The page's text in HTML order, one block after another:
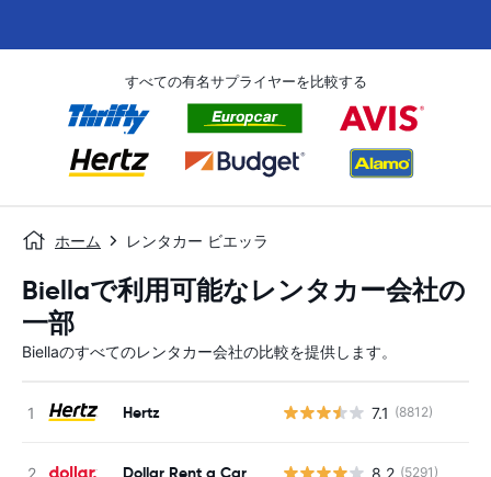
すべての有名サプライヤーを比較する
ホーム レンタカー ビエッラ
Biellaで利用可能なレンタカー会社の
一部
Biellaのすべてのレンタカー会社の比較を提供します。
Hertz 7.1 (8812)
Dollar Rent a Car 8.2 (5291)